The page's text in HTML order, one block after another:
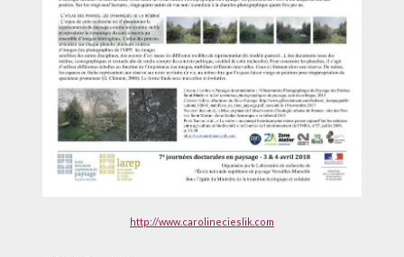
http://www.carolinecieslik.com